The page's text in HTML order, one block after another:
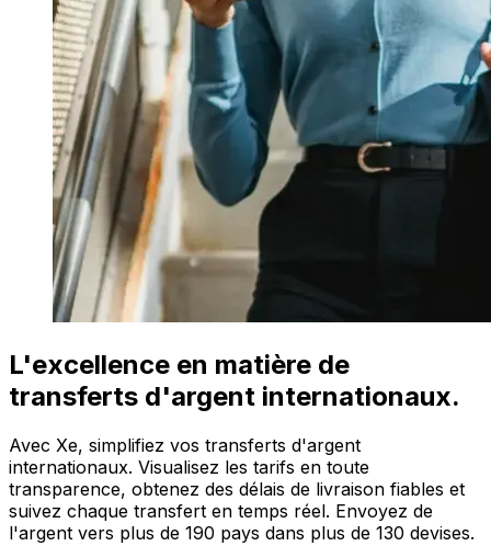
L'excellence en matière de
transferts d'argent internationaux.
Avec Xe, simplifiez vos transferts d'argent
internationaux. Visualisez les tarifs en toute
transparence, obtenez des délais de livraison fiables et
suivez chaque transfert en temps réel. Envoyez de
l'argent vers plus de 190 pays dans plus de 130 devises.